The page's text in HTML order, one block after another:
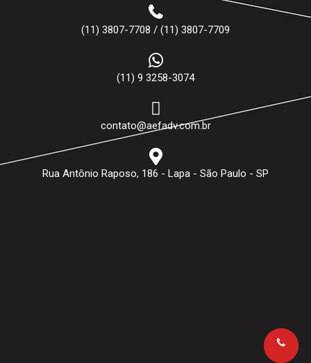
(11) 3807-7708 / (11) 3807-7709
(11) 9 3258-3074
contato@aefadv.com.br
Rua Antônio Raposo, 186 - Lapa - São Paulo - SP